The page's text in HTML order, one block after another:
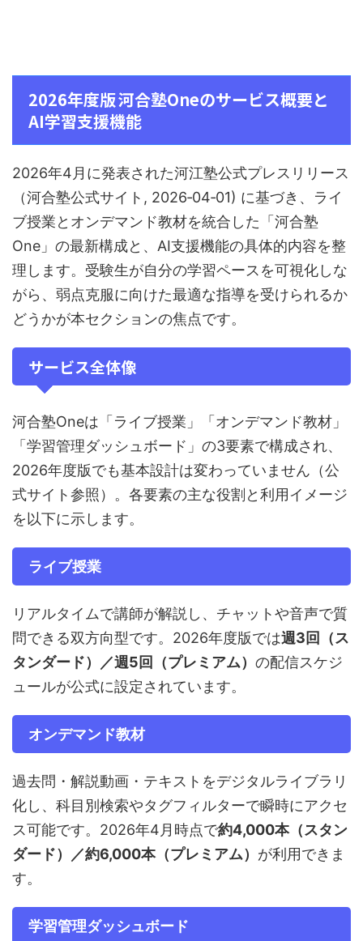
2026年度版 河合塾Oneのサービス概要と
AI学習支援機能
2026年4月に発表された河江塾公式プレスリリース
（河合塾公式サイト, 2026‑04‑01) に基づき、ライ
ブ授業とオンデマンド教材を統合した「河合塾
One」の最新構成と、AI支援機能の具体的内容を整
理します。受験生が自分の学習ペースを可視化しな
がら、弱点克服に向けた最適な指導を受けられるか
どうかが本セクションの焦点です。
サービス全体像
河合塾Oneは「ライブ授業」「オンデマンド教材」
「学習管理ダッシュボード」の3要素で構成され、
2026年度版でも基本設計は変わっていません（公
式サイト参照）。各要素の主な役割と利用イメージ
を以下に示します。
ライブ授業
リアルタイムで講師が解説し、チャットや音声で質
問できる双方向型です。2026年度版では週3回（ス
タンダード）／週5回（プレミアム） の配信スケジ
ュールが公式に設定されています。
オンデマンド教材
過去問・解説動画・テキストをデジタルライブラリ
化し、科目別検索やタグフィルターで瞬時にアクセ
ス可能です。2026年4月時点で約4,000本（スタン
ダード）／約6,000本（プレミアム） が利用できま
す。
学習管理ダッシュボード